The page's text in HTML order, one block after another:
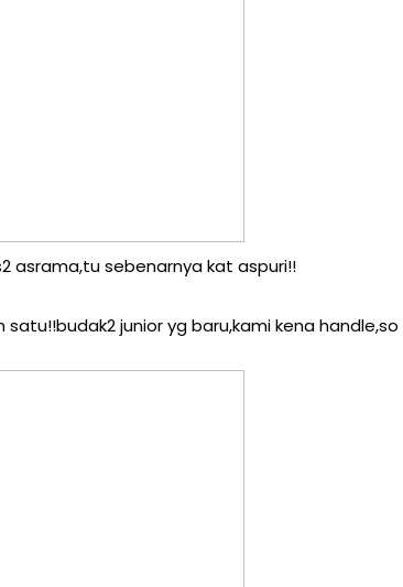
asrama,tu sebenarnya kat aspuri!!
junior yg baru,kami kena handle,so